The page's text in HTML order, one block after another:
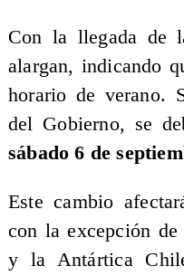
Con la llegada de
alargan, indicando
horario de verano.
del Gobierno, se
sábado 6 de
Este cambio
con la excepción
y la Antártica